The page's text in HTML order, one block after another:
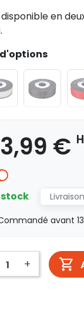
en
d'options
€
stock
avant
+